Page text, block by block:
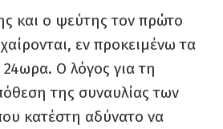
και ο ψεύτης τον πρώτο
εν προκειμένω τα
Ο λόγος για τη
της συναυλίας των
κατέστη αδύνατο να